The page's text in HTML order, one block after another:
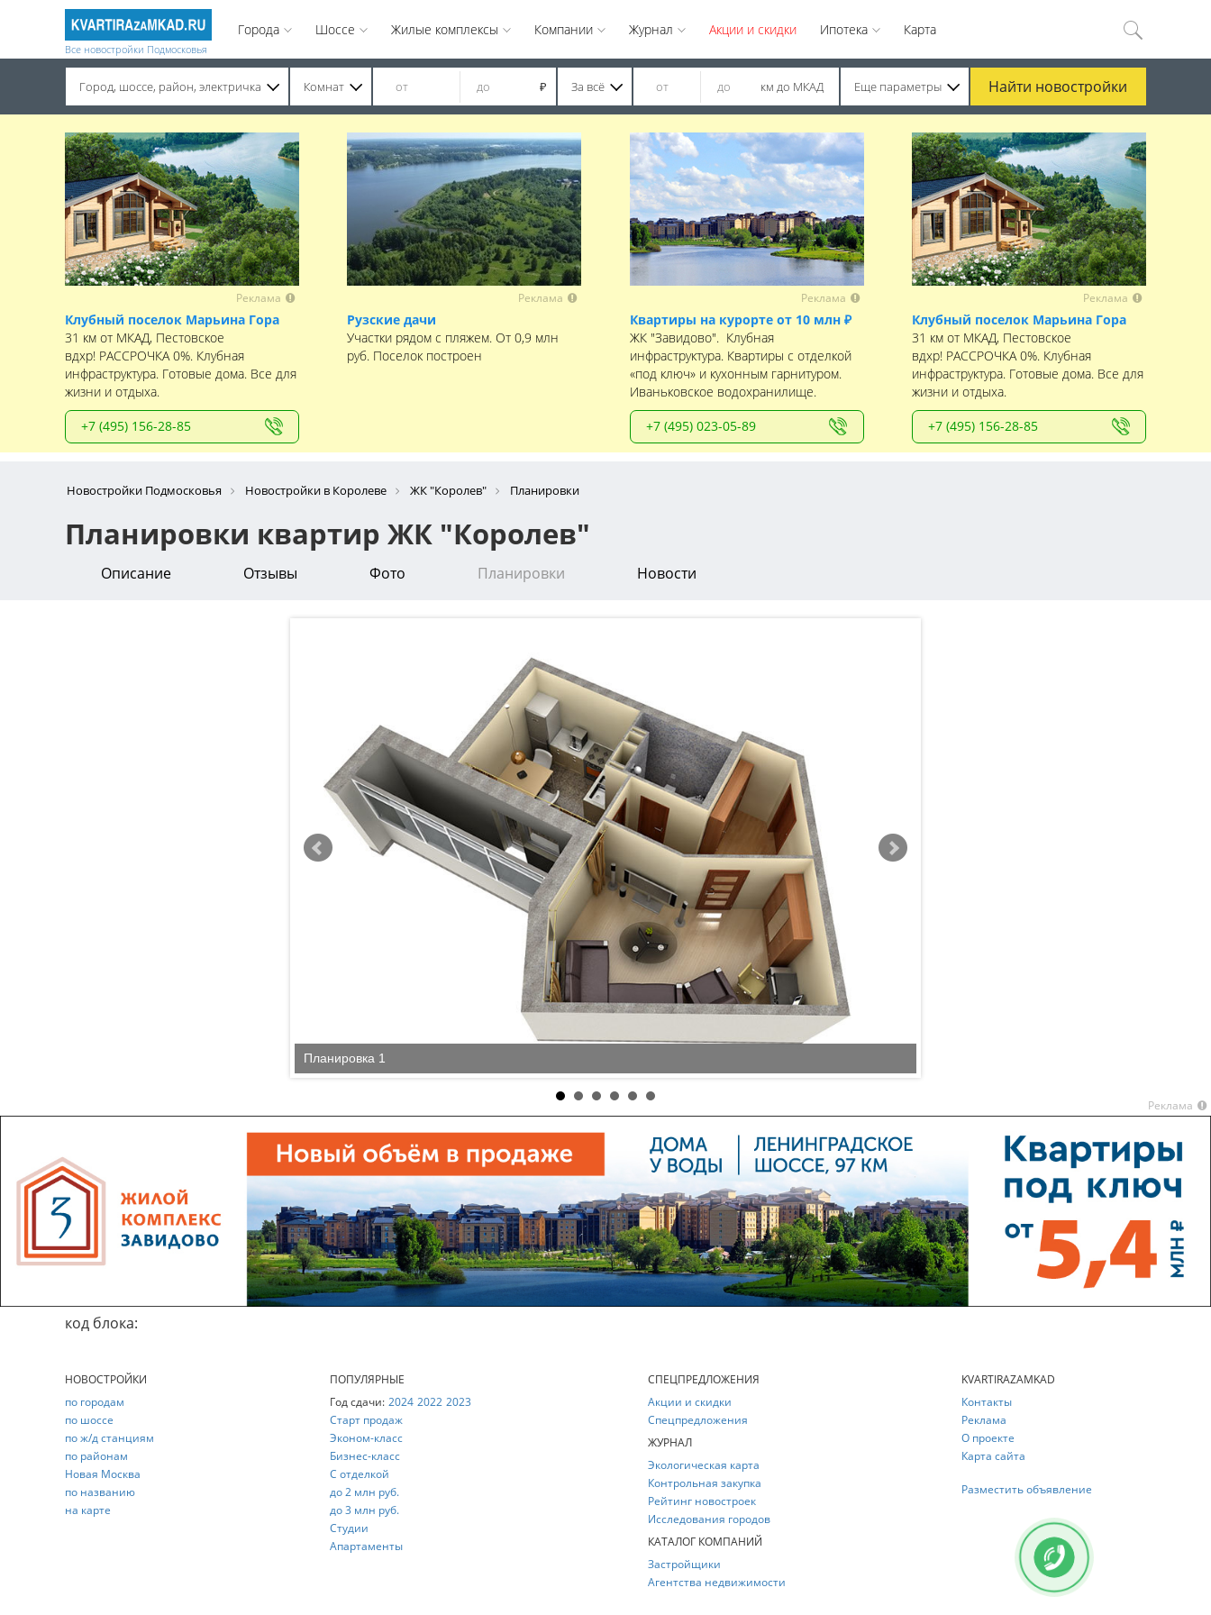
Все новостройки Подмосковья
Города Шоссе Жилые комплексы Компании Журнал Акции и скидки Ипотека Карта
Город, шоссе, район, электричка Комнат ₽ За всё км до МКАД Еще параметры Найти новостройки
Реклама
Клубный поселок Марьина Гора
31 км от МКАД, Пестовское
вдхр! РАССРОЧКА 0%. Клубная
инфраструктура. Готовые дома. Все для
жизни и отдыха.
+7 (495) 156-28-85
Реклама
Рузские дачи
Участки рядом с пляжем. От 0,9 млн
руб. Поселок построен
Реклама
Квартиры на курорте от 10 млн ₽
ЖК "Завидово". Клубная
инфраструктура. Квартиры с отделкой
«под ключ» и кухонным гарнитуром.
Иваньковское водохранилище.
+7 (495) 023-05-89
Реклама
Клубный поселок Марьина Гора
31 км от МКАД, Пестовское
вдхр! РАССРОЧКА 0%. Клубная
инфраструктура. Готовые дома. Все для
жизни и отдыха.
+7 (495) 156-28-85
Новостройки Подмосковья Новостройки в Королеве ЖК "Королев" Планировки
Планировки квартир ЖК "Королев"
Описание Отзывы Фото Планировки Новости
Планировка 1
Реклама
код блока:
НОВОСТРОЙКИ
по городам
по шоссе
по ж/д станциям
по районам
Новая Москва
по названию
на карте
ПОПУЛЯРНЫЕ
Год сдачи: 2024 2022 2023
Старт продаж
Эконом-класс
Бизнес-класс
С отделкой
до 2 млн руб.
до 3 млн руб.
Студии
Апартаменты
СПЕЦПРЕДЛОЖЕНИЯ
Акции и скидки
Спецпредложения
ЖУРНАЛ
Экологическая карта
Контрольная закупка
Рейтинг новостроек
Исследования городов
КАТАЛОГ КОМПАНИЙ
Застройщики
Агентства недвижимости
KVARTIRAZAMKAD
Контакты
Реклама
О проекте
Карта сайта
Разместить объявление